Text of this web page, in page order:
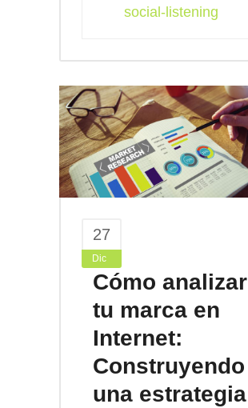
social-listening
27
Dic
Cómo analizar
tu marca en
Internet:
Construyendo
una estrategia